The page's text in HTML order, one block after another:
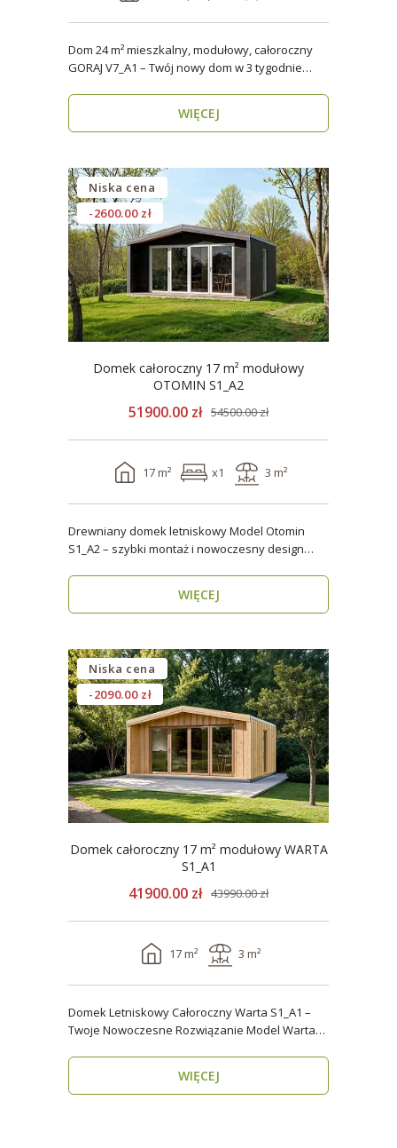
Dom 24 m² mieszkalny, modułowy, całoroczny
GORAJ V7_A1 – Twój nowy dom w 3 tygodnie
WIĘCEJ
Niska cena
-2600.00 zł
Domek całoroczny 17 m² modułowy
OTOMIN S1_A2
51900.00 zł 54500.00 zł
17 m² x1 3 m²
Drewniany domek letniskowy Model Otomin
S1_A2 – szybki montaż i nowoczesny design
WIĘCEJ
Niska cena
-2090.00 zł
Domek całoroczny 17 m² modułowy WARTA
S1_A1
41900.00 zł 43990.00 zł
17 m² 3 m²
Domek Letniskowy Całoroczny Warta S1_A1 –
Twoje Nowoczesne Rozwiązanie Model Warta
WIĘCEJ